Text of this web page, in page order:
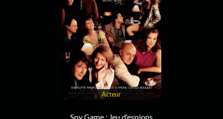
Acteur
Spy Game : Jeu d'espions